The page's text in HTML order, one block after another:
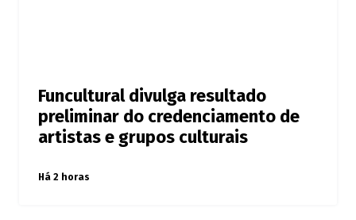
Funcultural divulga resultado
preliminar do credenciamento de
artistas e grupos culturais
Há 2 horas